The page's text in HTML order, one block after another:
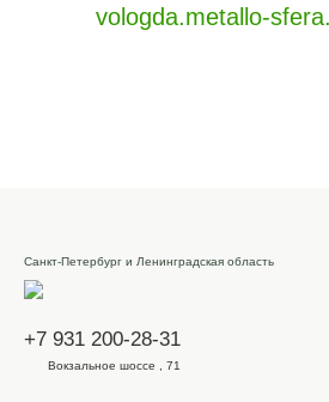
vologda.metallo-
Санкт-Петербург и Ленинградская область
+7 931 200-28-31
Вокзальное шоссе , 71